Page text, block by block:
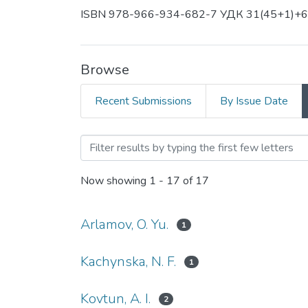
ISBN 978-966-934-682-7 УДК
Browse
Recent Submissions By Issue Date
Browsing Проблеми
Now showing 1 - 17 of 17
Arlamov, O. Yu. 1
Kachynska, N. F. 1
Kovtun, A. I. 2